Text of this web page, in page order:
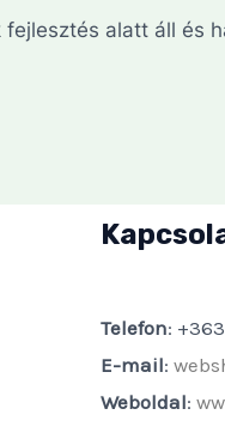
alatt áll és
Telefon:
E-mail:
Weboldal: